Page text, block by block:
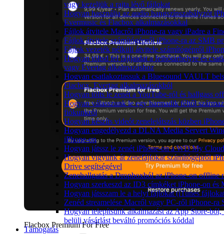
vagy kezeljük a rajta lévő fájlokat
Hogyan használja az audio hangszínszabályzót
Evermusic és Flacbox alkalmazásokkal
Fájlok átvitele Macről iPhone-ra vagy iPadre a
Fájlok átvitele számítógépről iPhone-ra az SMB
Fájlok vezeték nélküli átvitele számítógépről
Hogyan töltsd fel fájljaidat a felhőtárhelyre és
vagy Evertag alkalmazáshoz
Hogyan csatlakoztassuk a Bluesound VAULT
Flacbox, Evertag alkalmazásokból
Hogyan tölts le zenét a YouTube-ról és hallgass
Hogyan válasszunk le egy harmadik féltől
fiókunkról
Hogyan készíts videót zenelejátszás közben
Hogyan engedélyezd a DLNA Media Servert
iPhone-on
Hogyan játssz le zenét iPhone-on a WD My
Hogyan vigyünk át zenefájlokat számítógépről
Drive segítségével
Zenehallgatás a Dropboxból az iPhone-on offline
Hogyan szerkeszd az ID3 címkéket iPhone-on és
Hogyan játsszam le a helyi fájlokat (iTunes
Zenéd streamelése Macről vagy PC-ről iPhone-ra
Hogyan telepítsünk alkalmazást az App Store-
belüli vásárlást beváltó promóciós kóddal
Támogatás
Flacbox Premium For Free